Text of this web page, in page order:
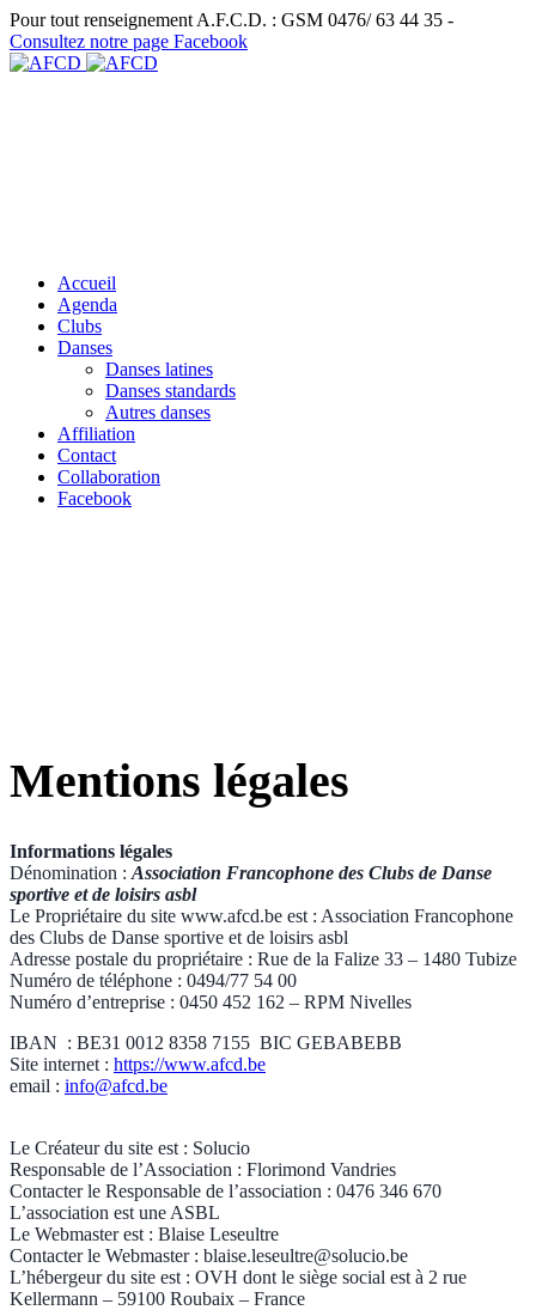
Pour tout renseignement A.F.C.D. : GSM 0476/ 63 44 35 -
Consultez notre page Facebook
Accueil
Agenda
Clubs
Danses
Danses latines
Danses standards
Autres danses
Affiliation
Contact
Collaboration
Facebook
Mentions légales
Informations légales
Dénomination : Association Francophone des Clubs de Danse
sportive et de loisirs asbl
Le Propriétaire du site www.afcd.be est : Association Francophone
des Clubs de Danse sportive et de loisirs asbl
Adresse postale du propriétaire : Rue de la Falize 33 – 1480 Tubize
Numéro de téléphone : 0494/77 54 00
Numéro d’entreprise : 0450 452 162 – RPM Nivelles
IBAN : BE31 0012 8358 7155 BIC GEBABEBB
Site internet : https://www.afcd.be
email : info@afcd.be
Le Créateur du site est : Solucio
Responsable de l’Association : Florimond Vandries
Contacter le Responsable de l’association : 0476 346 670
L’association est une ASBL
Le Webmaster est : Blaise Leseultre
Contacter le Webmaster : blaise.leseultre@solucio.be
L’hébergeur du site est : OVH dont le siège social est à 2 rue
Kellermann – 59100 Roubaix – France